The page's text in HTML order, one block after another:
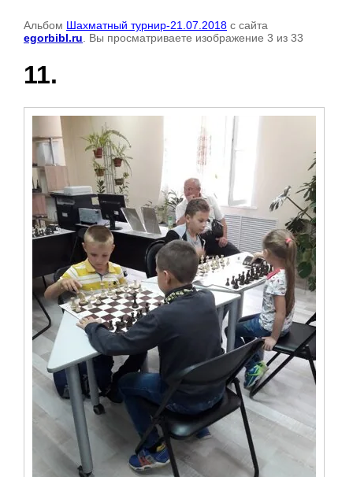
Альбом Шахматный турнир-21.07.2018 с сайта
egorbibl.ru . Вы просматриваете изображение 3 из 33
11.